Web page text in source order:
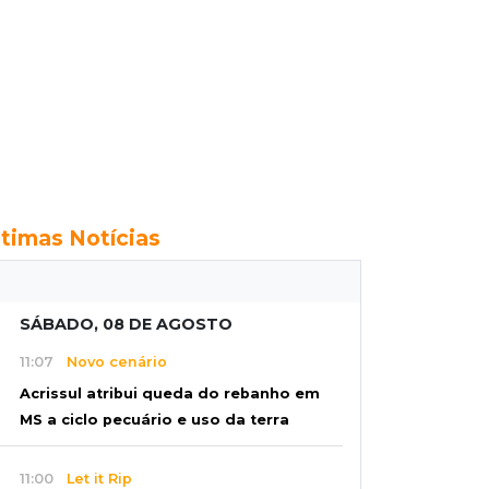
Notícias
SÁBADO, 08 DE AGOSTO
11:07 Novo cenário
Acrissul atribui queda do rebanho em
MS a ciclo pecuário e uso da terra
11:00 Let it Rip